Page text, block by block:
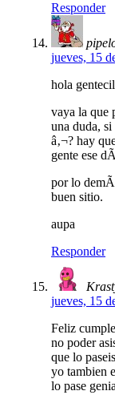
Responder
jueves, 15
hola
vaya la que
una duda,
â‚¬? hay
gente ese
por lo
buen sitio.
aupa
Responder
jueves, 15
Feliz
no poder
que lo
yo tambien
lo pase